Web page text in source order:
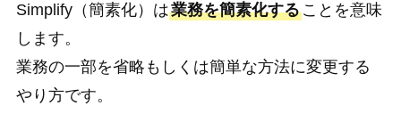
Simplify（簡素化）は業務を簡素化することを意味
します。
業務の一部を省略もしくは簡単な方法に変更する
やり方です。